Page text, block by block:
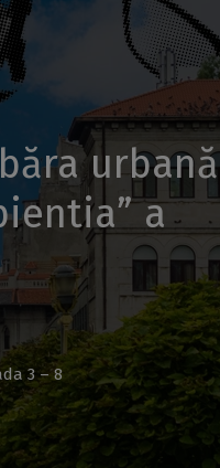
urbană
a
3 – 8